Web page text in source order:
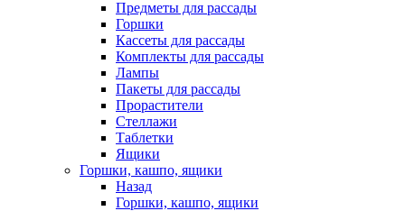
Предметы для рассады
Горшки
Кассеты для рассады
Комплекты для рассады
Лампы
Пакеты для рассады
Прорастители
Стеллажи
Таблетки
Ящики
Горшки, кашпо, ящики
Назад
Горшки, кашпо, ящики